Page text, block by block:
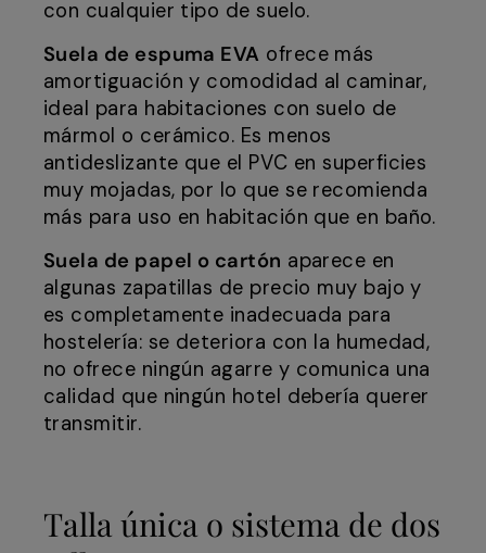
con cualquier tipo de suelo.
Suela de espuma EVA ofrece más
amortiguación y comodidad al caminar,
ideal para habitaciones con suelo de
mármol o cerámico. Es menos
antideslizante que el PVC en superficies
muy mojadas, por lo que se recomienda
más para uso en habitación que en baño.
Suela de papel o cartón aparece en
algunas zapatillas de precio muy bajo y
es completamente inadecuada para
hostelería: se deteriora con la humedad,
no ofrece ningún agarre y comunica una
calidad que ningún hotel debería querer
transmitir.
Talla única o sistema de dos